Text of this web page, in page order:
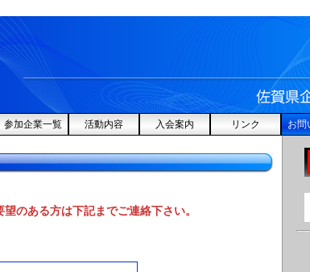
参加企業一覧 活動内容 入会案内 リンク お問
のある方は下記までご連絡下さい。